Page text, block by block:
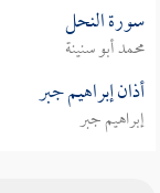
سورة النحل
محمد أبو سنينة
أذان إبراهيم جبر
إبراهيم جبر